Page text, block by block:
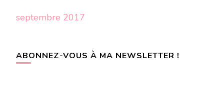
septembre 2017
ABONNEZ-VOUS À MA NEWSLETTER !